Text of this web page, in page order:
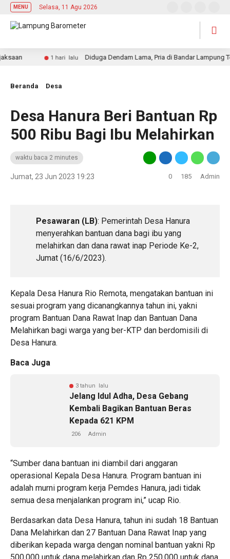
MENU Selasa, 11 Agu 2026
1 hari lalu Diduga Dendam Lama, Pria di Bandar Lampung
Beranda Desa
Desa Hanura Beri Bantuan Rp
500 Ribu Bagi Ibu Melahirkan
waktu baca 2 minutes
Jumat, 23 Jun 2023 19:23 0 185 Admin
Pesawaran (LB): Pemerintah Desa Hanura
menyerahkan bantuan dana bagi ibu yang
melahirkan dan dana rawat inap Periode Ke-2,
Jumat (16/6/2023).
Kepala Desa Hanura Rio Remota, mengatakan bantuan ini
sesuai program yang dicanangkannya tahun ini, yakni
program Bantuan Dana Rawat Inap dan Bantuan Dana
Melahirkan bagi warga yang ber-KTP dan berdomisili di
Desa Hanura.
Baca Juga
3 tahun lalu
Jelang Idul Adha, Desa Gebang
Kembali Bagikan Bantuan Beras
Kepada 621 KPM
206 Admin
“Sumber dana bantuan ini diambil dari anggaran
operasional Kepala Desa Hanura. Program bantuan ini
adalah murni program kerja Pemdes Hanura, jadi tidak
semua desa menjalankan program ini,” ucap Rio.
Berdasarkan data Desa Hanura, tahun ini sudah 18 Bantuan
Dana Melahirkan dan 27 Bantuan Dana Rawat Inap yang
diberikan kepada warga dengan nominal bantuan yakni Rp